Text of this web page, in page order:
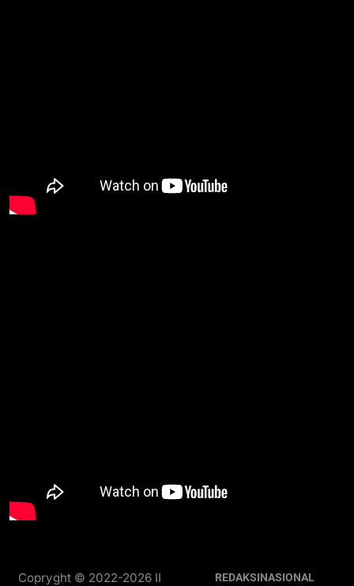
Copryght © 2022-2026 II
REDAKSINASIONAL